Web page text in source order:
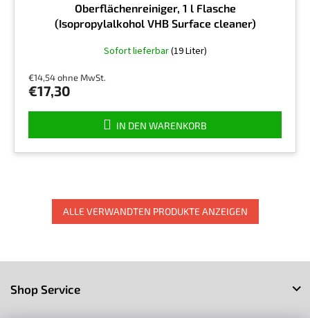
Oberflächenreiniger, 1 l Flasche
(Isopropylalkohol VHB Surface cleaner)
Die
durchschnittliche
von
5
Sternen.
Sofort lieferbar(19 Liter)
€14,54 ohne MwSt.
€17,30
IN DEN WARENKORB
ALLE VERWANDTEN PRODUKTE ANZEIGEN
Shop Service